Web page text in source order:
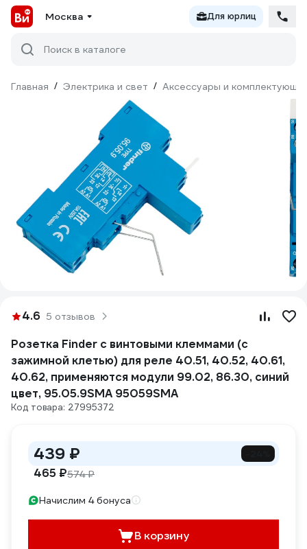
Москва Для юрлиц
Поиск в каталоге
Главная / Электрика и свет / Аксессуары и
4.6 5 отзывов
Розетка Finder с винтовыми клеммами (с
зажимной клетью) для реле 40.51, 40.52, 40.61,
40.62, применяются модули 99.02, 86.30, синий
цвет, 95.05.9SMA 95059SMA
Код товара: 27995372
439 ₽
465 ₽574 ₽
Начислим 4 бонуса
В корзину